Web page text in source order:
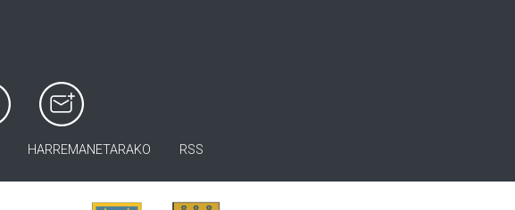
HARREMANETARAKO RSS